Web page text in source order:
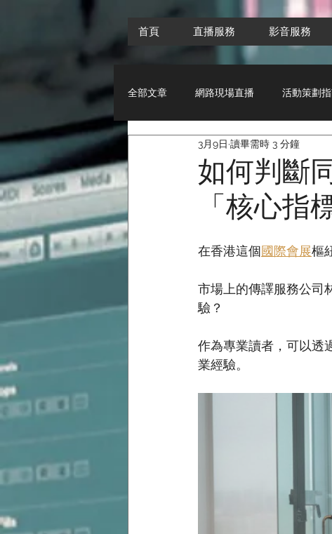
首頁 直播服務 影音服務
全部文章 網路現場直播 活動策劃
音響租賃使用與保養方法
如何判斷
「核心指
3月9日 讀畢需時 3 分鐘
在香港這個國際會展樞
市場上的傳譯服務公司
驗？
作為專業讀者，可以透
業經驗。